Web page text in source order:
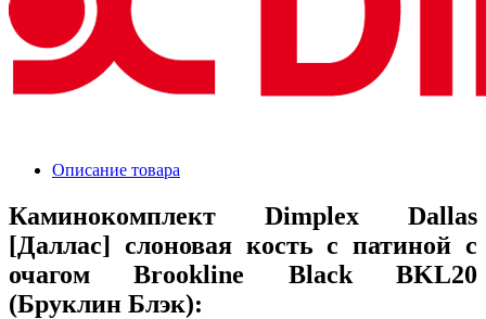
Описание товара
Каминокомплект Dimplex Dallas
[Даллас] слоновая кость с патиной с
очагом Brookline Black BKL20
(Бруклин Блэк):